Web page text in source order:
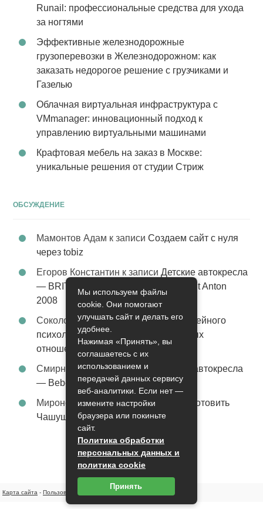
Runail: профессиональные средства для ухода
за ногтями
Эффективные железнодорожные
грузоперевозки в Железнодорожном: как
заказать недорогое решение с грузчиками и
Газелью
Облачная виртуальная инфраструктура с
VMmanager: инновационный подход к
управлению виртуальными машинами
Крафтовая мебель на заказ в Москве:
уникальные решения от студии Стриж
ОБСУЖДЕНИЕ
Мамонтов Адам к записиСоздаем сайт с нуля
через tobiz
Егоров Константин к записиДетские автокресла
— BRITAX Evolva 1-2-3 (1-2-3) цвет St Anton
2008
Соколова Эльзак записиУслуги семейного
психолога – стабильность в семейных
отношениях
Смирнова Грацияк записи
Детские автокресла
— Bebe Confort Moby цвет Orange
Миронов Никифорк записи
Как приготовить
Чашушули
Карта сайта - Пользовательское соглашение
Мы используем файлы
cookie. Они помогают
улучшать сайт и делать его
удобнее.
Нажимая «Принять», вы
соглашаетесь с их
использованием и
передачей данных сервису
веб-аналитики. Если нет —
измените настройки
браузера или покиньте
сайт.
Политика обработки
персональных данных и
политика cookie
Принять